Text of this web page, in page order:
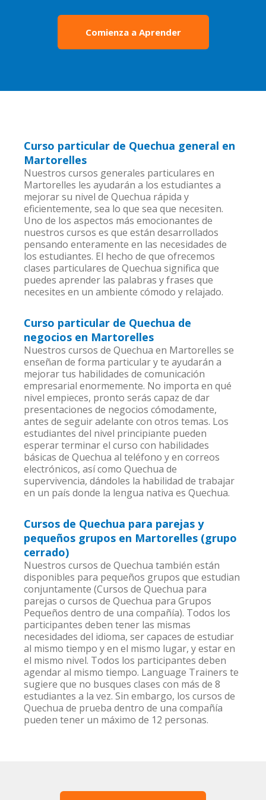
Comienza a Aprender
Curso particular de Quechua general en
Martorelles
Nuestros cursos generales particulares en
Martorelles les ayudarán a los estudiantes a
mejorar su nivel de Quechua rápida y
eficientemente, sea lo que sea que necesiten.
Uno de los aspectos más emocionantes de
nuestros cursos es que están desarrollados
pensando enteramente en las necesidades de
los estudiantes. El hecho de que ofrecemos
clases particulares de Quechua significa que
puedes aprender las palabras y frases que
necesites en un ambiente cómodo y relajado.
Curso particular de Quechua de
negocios en Martorelles
Nuestros cursos de Quechua en Martorelles se
enseñan de forma particular y te ayudarán a
mejorar tus habilidades de comunicación
empresarial enormemente. No importa en qué
nivel empieces, pronto serás capaz de dar
presentaciones de negocios cómodamente,
antes de seguir adelante con otros temas. Los
estudiantes del nivel principiante pueden
esperar terminar el curso con habilidades
básicas de Quechua al teléfono y en correos
electrónicos, así como Quechua de
supervivencia, dándoles la habilidad de trabajar
en un país donde la lengua nativa es Quechua.
Cursos de Quechua para parejas y
pequeños grupos en Martorelles (grupo
cerrado)
Nuestros cursos de Quechua también están
disponibles para pequeños grupos que estudian
conjuntamente (Cursos de Quechua para
parejas o cursos de Quechua para Grupos
Pequeños dentro de una compañía). Todos los
participantes deben tener las mismas
necesidades del idioma, ser capaces de estudiar
al mismo tiempo y en el mismo lugar, y estar en
el mismo nivel. Todos los participantes deben
agendar al mismo tiempo. Language Trainers te
sugiere que no busques clases con más de 8
estudiantes a la vez. Sin embargo, los cursos de
Quechua de prueba dentro de una compañía
pueden tener un máximo de 12 personas.